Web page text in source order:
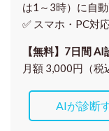
は1～3時）に自
✅ スマホ・PC対
【無料】7日間
月額 3,000円（
AIが診断